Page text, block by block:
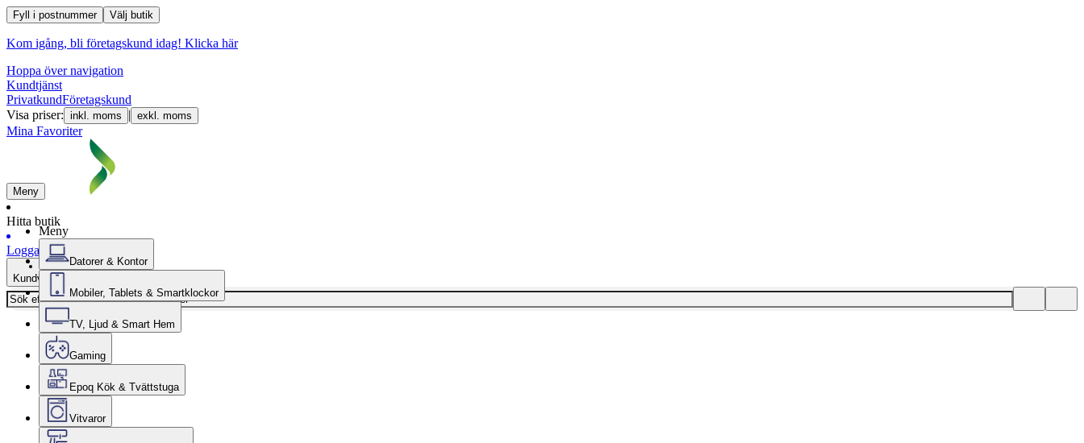
Fyll i postnummer Välj butik
Kom igång, bli företagskund idag! Klicka här
Hoppa över navigation
Kundtjänst
PrivatkundFöretagskund
Visa priser: inkl. moms | exkl. moms
Mina Favoriter
Meny
Hitta butik
Logga in
Kundvagn
Meny
Datorer & Kontor
Mobiler, Tablets & Smartklockor
TV, Ljud & Smart Hem
Gaming
Epoq Kök & Tvättstuga
Vitvaror